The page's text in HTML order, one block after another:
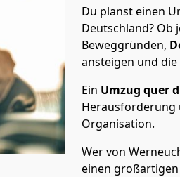
Du planst einen
Deutschland? Ob
Beweggründen,
ansteigen und
Ein Umzug quer
Organisation.
Wer von
einen